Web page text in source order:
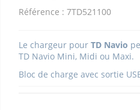
Référence : 7TD521100
Le chargeur pour TD Navio
TD Navio Mini, Midi ou Maxi.
Bloc de charge avec sortie